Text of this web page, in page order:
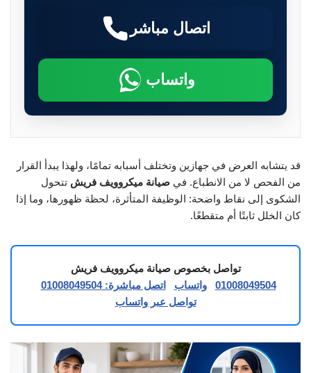
اتصال مباشر
واتساب
قد يتشابه العرض في جهازين وتختلف أسبابه تمامًا، ولهذا يبدأ القرار
من الفحص لا من الانطباع. في صيانة ميكروويف فريش تتحول
الشكوى إلى نقاط واضحة: الوظيفة المتأثرة، لحظة ظهورها، وما إذا
كان الخلل ثابتًا أم متقطعًا.
تواصل بخصوص صيانة ميكروويف فريش
01008049504
واتساب
اتصل مباشرة: 01008049504
تواصل عبر واتساب